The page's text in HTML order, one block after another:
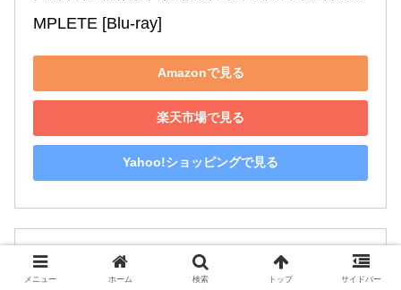
MPLETE [Blu-ray]
Amazonで見る
楽天市場で見る
Yahoo!ショッピングで見る
メニュー ホーム 検索 トップ サイドバー